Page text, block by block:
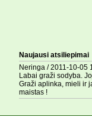
Naujausi atsiliepimai
Neringa / 2011-10-05
Labai graži sodyba.
Graži aplinka, mieli ir
maistas !